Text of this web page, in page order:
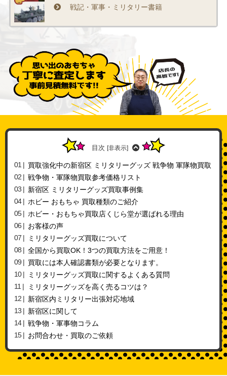
戦記・軍事・ミリタリー書籍
目次 [非表示]
買取強化中の新宿区 ミリタリーグッズ 戦争物 軍隊物買取
戦争物・軍隊物買取参考価格リスト
新宿区 ミリタリーグッズ買取事例集
ホビー おもちゃ 買取種類のご紹介
ホビー・おもちゃ買取店くじら堂が選ばれる理由
お客様の声
ミリタリーグッズ買取について
全国から買取OK！3つの買取方法をご用意！
買取には本人確認書類が必要となります。
ミリタリーグッズ買取に関するよくある質問
ミリタリーグッズを高く売るコツは？
新宿区内ミリタリー出張対応地域
新宿区に関して
戦争物・軍事物コラム
お問合わせ・買取のご依頼